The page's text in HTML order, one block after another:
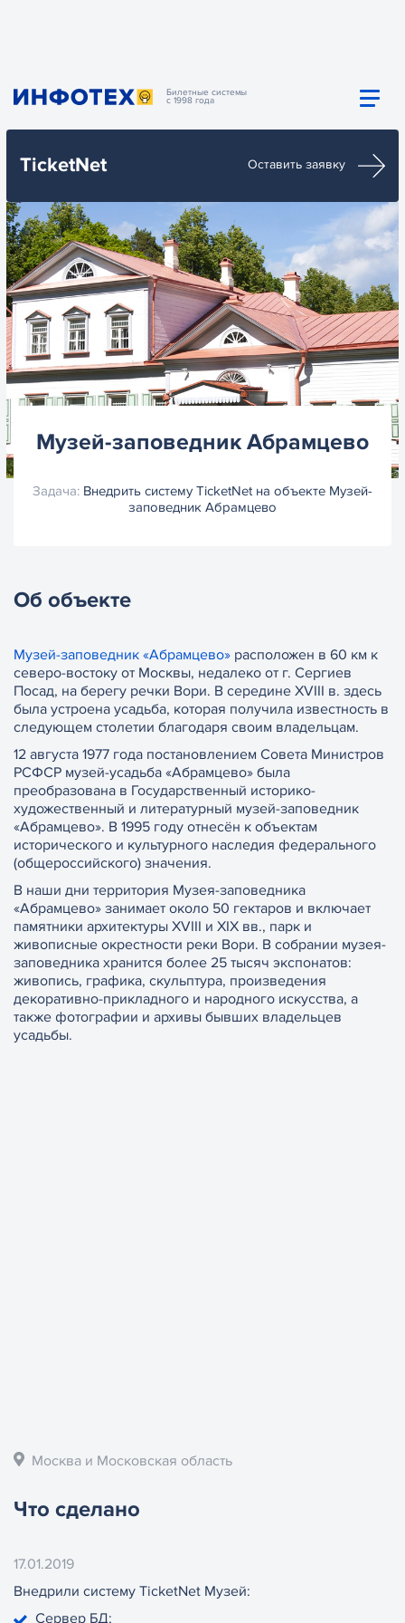
Билетные системы
с 1998 года
TicketNet Оставить заявку
Музей-заповедник Абрамцево
Задача: Внедрить систему TicketNet на объекте Музей-
заповедник Абрамцево
Об объекте
Музей-заповедник «Абрамцево» расположен в 60 км к
северо-востоку от Москвы, недалеко от г. Сергиев
Посад, на берегу речки Вори. В середине XVIII в. здесь
была устроена усадьба, которая получила известность в
следующем столетии благодаря своим владельцам.
12 августа 1977 года постановлением Совета Министров
РСФСР музей-усадьба «Абрамцево» была
преобразована в Государственный историко-
художественный и литературный музей-заповедник
«Абрамцево». В 1995 году отнесён к объектам
исторического и культурного наследия федерального
(общероссийского) значения.
В наши дни территория Музея-заповедника
«Абрамцево» занимает около 50 гектаров и включает
памятники архитектуры XVIII и XIX вв., парк и
живописные окрестности реки Вори. В собрании музея-
заповедника хранится более 25 тысяч экспонатов:
живопись, графика, скульптура, произведения
декоративно-прикладного и народного искусства, а
также фотографии и архивы бывших владельцев
усадьбы.
Москва и Московская область
Что сделано
17.01.2019
Внедрили систему TicketNet Музей:
Сервер БД;